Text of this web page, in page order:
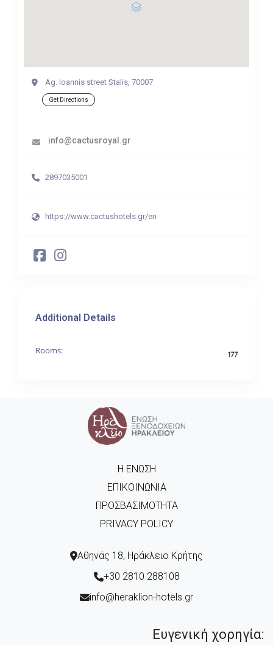
Ag. Ioannis street Stalis, 70007
Get Directions
info@cactusroyal.gr
2897035001
https://www.cactushotels.gr/en
Additional Details
Rooms: 177
Η ΈΝΩΣΗ
ΕΠΙΚΟΙΝΩΝΊΑ
ΠΡΟΣΒΑΣΙΜΌΤΗΤΑ
PRIVACY POLICY
Αθηνάς 18, Ηράκλειο Κρήτης
+30 2810 288108
info@heraklion-hotels.gr
Ευγενική χορηγία: